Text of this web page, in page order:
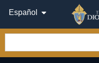
Español